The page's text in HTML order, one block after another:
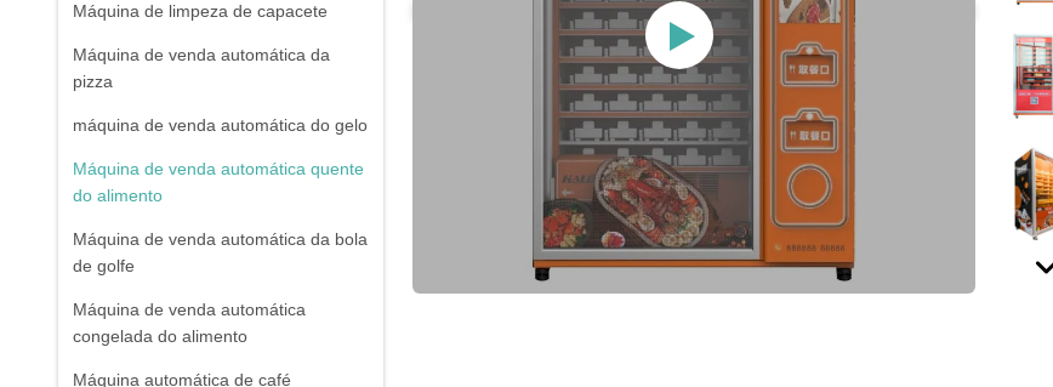
Máquina de limpeza de capacete
Máquina de venda automática da
pizza
máquina de venda automática do gelo
Máquina de venda automática quente
do alimento
Máquina de venda automática da bola
de golfe
Máquina de venda automática
congelada do alimento
Máquina automática de café